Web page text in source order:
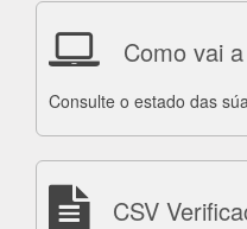
Como vai
Consulte o estado das
CSV